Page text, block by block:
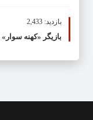
بازدید: 2,433
بازیگر «کهنه